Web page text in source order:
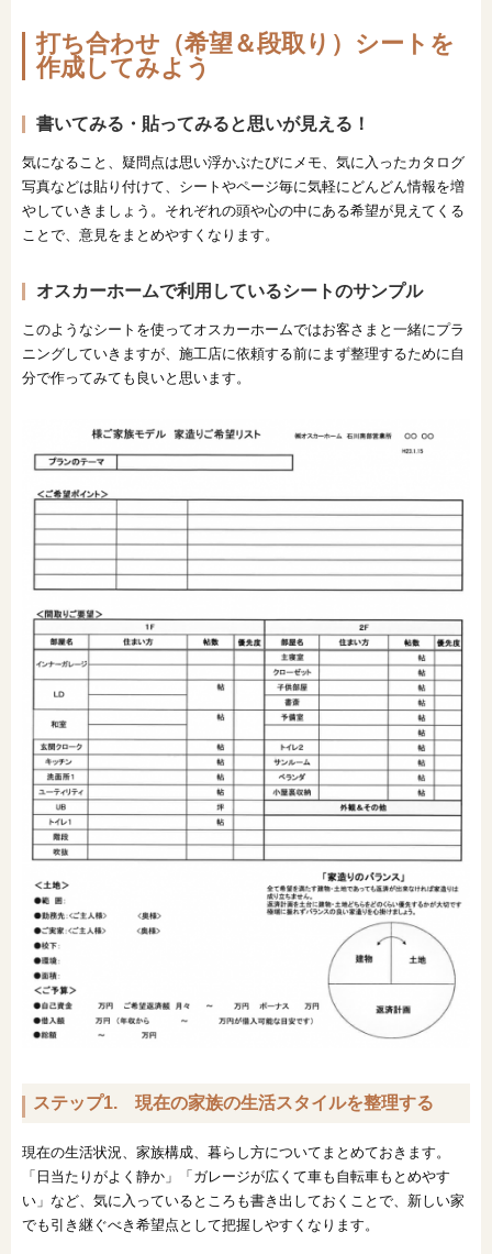
打ち合わせ（希望＆段取り）シートを
作成してみよう
書いてみる・貼ってみると思いが見える！
気になること、疑問点は思い浮かぶたびにメモ、気に入ったカタログ
写真などは貼り付けて、シートやページ毎に気軽にどんどん情報を増
やしていきましょう。それぞれの頭や心の中にある希望が見えてくる
ことで、意見をまとめやすくなります。
オスカーホームで利用しているシートのサンプル
このようなシートを使ってオスカーホームではお客さまと一緒にプラ
ニングしていきますが、施工店に依頼する前にまず整理するために自
分で作ってみても良いと思います。
ステップ1. 現在の家族の生活スタイルを整理する
現在の生活状況、家族構成、暮らし方についてまとめておきます。
「日当たりがよく静か」「ガレージが広くて車も自転車もとめやす
い」など、気に入っているところも書き出しておくことで、新しい家
でも引き継ぐべき希望点として把握しやすくなります。